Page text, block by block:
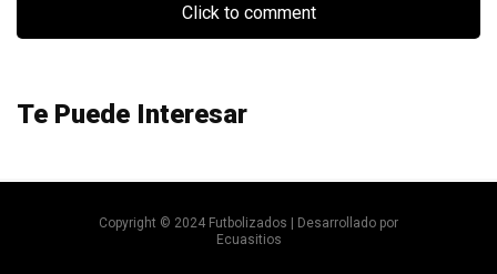
Click to comment
Te Puede Interesar
Copyright © 2024 Futbolizados | Desarrollado por
Ecuasitios